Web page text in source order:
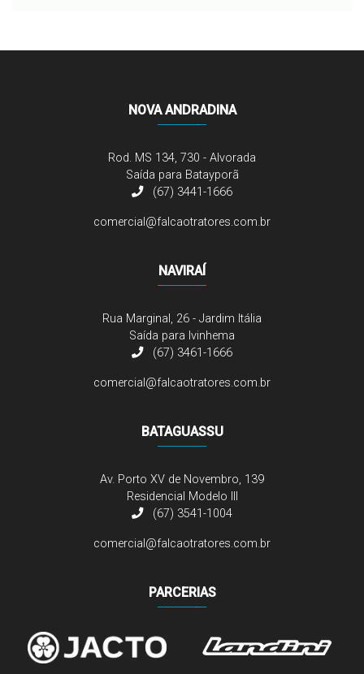
NOVA ANDRADINA
Rod. MS 134, 730 - Alvorada
Saída para Batayporã
(67) 3441-1666
comercial@falcaotratores.com.br
NAVIRAÍ
Rua Marginal, 26 - Jardim Itália
Saída para Ivinhema
(67) 3461-1666
comercial@falcaotratores.com.br
BATAGUASSU
Av. Porto XV de Novembro, 139
Residencial Modelo III
(67) 3541-1004
comercial@falcaotratores.com.br
PARCERIAS